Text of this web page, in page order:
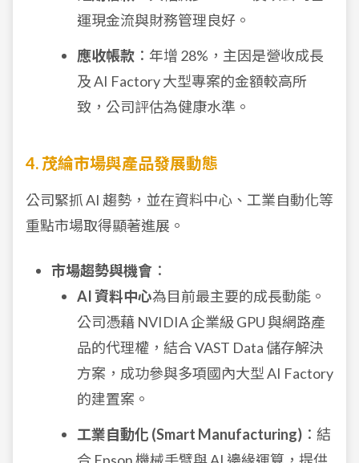
運現金流與財務管理良好。
應收帳款 ：年增 28%，主因是營收成長
及 AI Factory 大型專案的金額較高所
致，公司評估為健康水準。
4. 茂綸市場與產品發展動態
公司緊抓 AI 趨勢，並在資料中心、工業自動化等
重點市場取得顯著進展。
市場趨勢與機會 ：
AI 資料中心為目前最主要的成長動能。
公司憑藉 NVIDIA 企業級 GPU 與網路產
品的代理權，結合 VAST Data 儲存解決
方案，成功參與多項國內大型 AI Factory
的建置案。
工業自動化 (Smart Manufacturing) ：結